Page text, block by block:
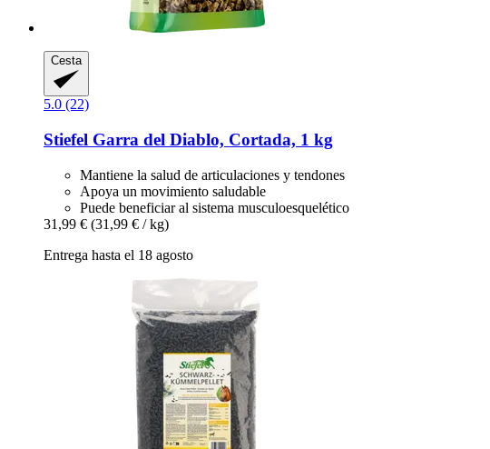
Cesta
5.0 (22)
Stiefel Garra del Diablo, Cortada, 1 kg
Mantiene la salud de articulaciones y tendones
Apoya un movimiento saludable
Puede beneficiar al sistema musculoesquelético
31,99 € (31,99 € / kg)
Entrega hasta el 18 agosto